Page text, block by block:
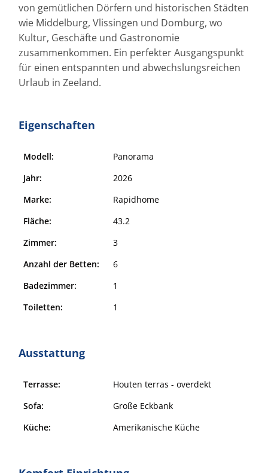
von gemütlichen Dörfern und historischen Städten
wie Middelburg, Vlissingen und Domburg, wo
Kultur, Geschäfte und Gastronomie
zusammenkommen. Ein perfekter Ausgangspunkt
für einen entspannten und abwechslungsreichen
Urlaub in Zeeland.
Eigenschaften
Modell:
Panorama
Jahr:
2026
Marke:
Rapidhome
Fläche:
43.2
Zimmer:
3
Anzahl der Betten:
6
Badezimmer:
1
Toiletten:
1
Ausstattung
Terrasse:
Houten terras - overdekt
Sofa:
Große Eckbank
Küche:
Amerikanische Küche